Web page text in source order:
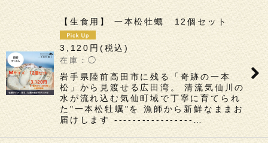
表示数
並び順
絞り込む
【生食用】 一本松牡蠣 12個セット
3,120 円 (税込)
◯
岩手県陸前高田市に残る「奇跡の一本
松」から見渡せる広田湾。 清流気仙川の
水が流れ込む気仙町域で丁寧に育てられ
た"一本松牡蠣"を 漁師から新鮮なままお
届けします -----------------…